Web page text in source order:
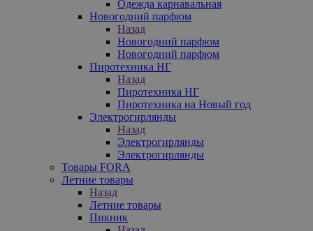
Одежда карнавальная
Новогодний парфюм
Назад
Новогодний парфюм
Новогодний парфюм
Пиротехника НГ
Назад
Пиротехника НГ
Пиротехника на Новый год
Электрогирлянды
Назад
Электрогирлянды
Электрогирлянды
Товары FORA
Летние товары
Назад
Летние товары
Пикник